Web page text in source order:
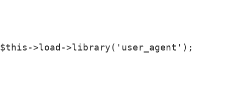
$this->load->library('user_agent');